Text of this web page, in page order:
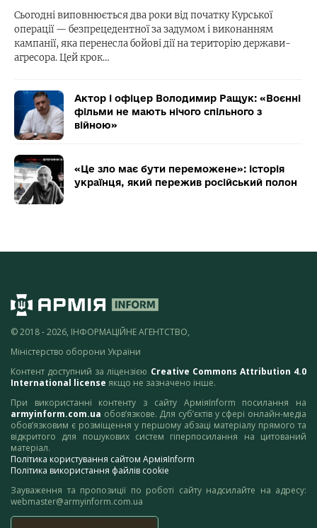
Сьогодні виповнюється два роки від початку Курської
операції — безпрецедентної за задумом і виконанням
кампанії, яка перенесла бойові дії на територію держави-
агресора. Цей крок…
Актор і офіцер Володимир Ращук: «Воєнні
фільми не мають нічого спільного з
війною»
«Це зло має бути переможене»: історія
українця, який пережив російський полон
© 2018 - 2026, ІНФОРМАЦІЙНЕ АГЕНТСТВО,
Міністерство оборони України
Контент доступний за ліцензією Creative Commons Attribution 4.0
International license якщо не зазначено інше.
При використанні контенту з сайту АрміяInform посилання на
armyinform.com.ua обов’язкове. Для суб’єктів у сфері онлайн-медіа
обов’язковим є розміщення у першому абзаці матеріалу прямого та
відкритого для пошукових систем гіперпосилання на цитований
матеріал.
Політика користування сайтом АрміяInform
Політика використання файлів cookie
Зауваження та пропозиції по роботі сайту надсилайте на адресу:
webmaster@armyinform.com.ua